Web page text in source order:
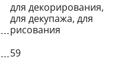
для декорирования,
для декупажа, для
рисования
59